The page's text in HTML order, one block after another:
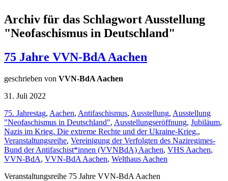
Archiv für das Schlagwort Ausstellung
"Neofaschismus in Deutschland"
75 Jahre VVN-BdA Aachen
geschrieben von VVN-BdA Aachen
31. Juli 2022
75. Jahrestag, Aachen, Antifaschismus, Ausstellung, Ausstellung
"Neofaschismus in Deutschland", Ausstellungseröffnung, Jubiläum,
Nazis im Krieg. Die extreme Rechte und der Ukraine‐Krieg.,
Veranstaltungsreihe, Vereinigung der Verfolgten des Naziregimes­
Bund der Antifaschist*innen (VVN­BdA) Aachen, VHS Aachen,
VVN-BdA, VVN-BdA Aachen, Welthaus Aachen
Veranstaltungsreihe 75 Jahre VVN-BdA Aachen